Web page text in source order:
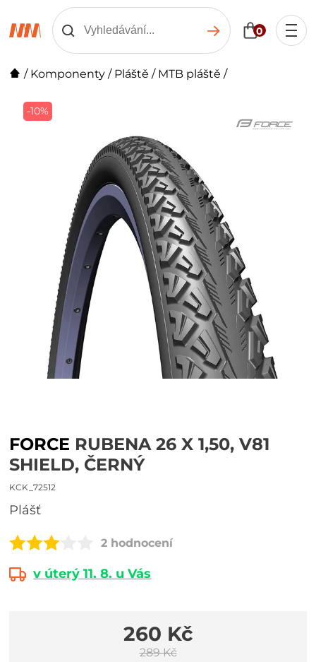
0
/ Komponenty / Pláště / MTB pláště /
-10%
FORCE RUBENA 26 X 1,50, V81
SHIELD, ČERNÝ
KCK_72512
plášť
2 hodnocení
v úterý 11. 8. u Vás
260 Kč
289 Kč